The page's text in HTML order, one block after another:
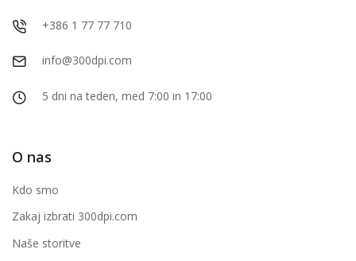
+386 1 77 77 710
info@300dpi.com
5 dni na teden, med 7:00 in 17:00
O nas
Kdo smo
Zakaj izbrati 300dpi.com
Naše storitve